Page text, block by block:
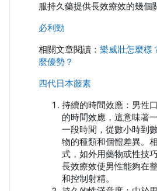
服持久藥提供長效療效的幾個
必利勁
相關文章閱讀： 樂威壯怎麼樣
麼優勢？
四代日本藤素
持續的時間效應：男性
的時間效應，這意味著
一段時間，從數小時到
物的種類和個體差異。
式，如外用藥物或性技
長效療效使男性能夠在
和控制射精。